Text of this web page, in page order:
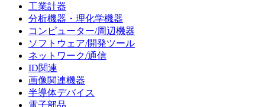
工業計器
分析機器・理化学機器
コンピューター/周辺機器
ソフトウェア/開発ツール
ネットワーク/通信
ID関連
画像関連機器
半導体デバイス
電子部品